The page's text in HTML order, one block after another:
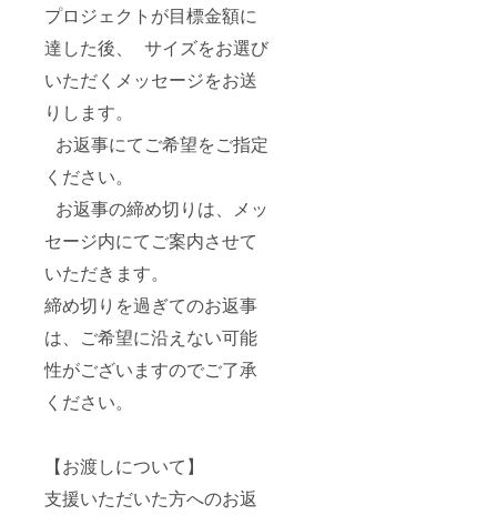
プロジェクトが目標金額に
達した後、 サイズをお選び
いただくメッセージをお送
りします。
お返事にてご希望をご指定
ください。
お返事の締め切りは、メッ
セージ内にてご案内させて
いただきます。
締め切りを過ぎてのお返事
は、ご希望に沿えない可能
性がございますのでご了承
ください。
【お渡しについて】
支援いただいた方へのお返